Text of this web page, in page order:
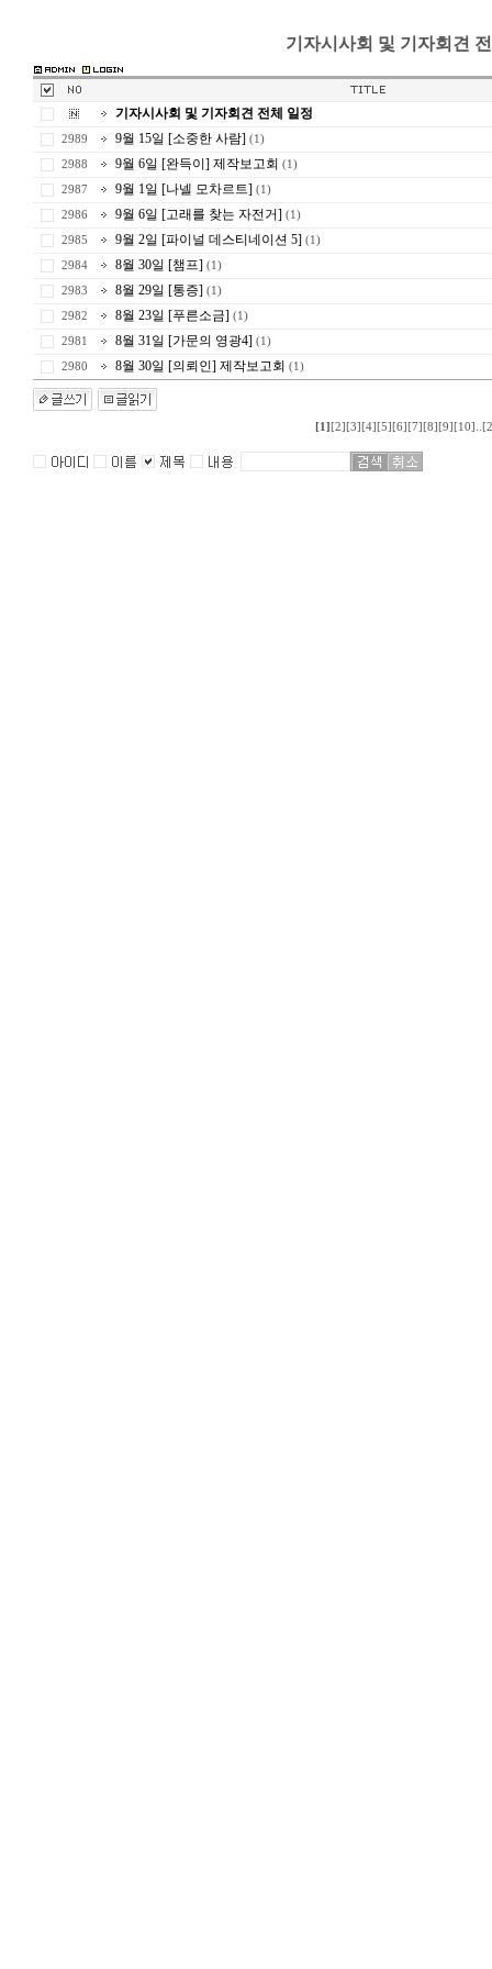
기자시사회 및 기자회견
기자시사회 및 기자회견 전체 일정
2989 9월 15일 [소중한 사람] (1)
2988 9월 6일 [완득이] 제작보고회 (1)
2987 9월 1일 [나넬 모차르트] (1)
2986 9월 6일 [고래를 찾는 자전거] (1)
2985 9월 2일 [파이널 데스티네이션 5] (1)
2984 8월 30일 [챔프] (1)
2983 8월 29일 [통증] (1)
2982 8월 23일 [푸른소금] (1)
2981 8월 31일 [가문의 영광4] (1)
2980 8월 30일 [의뢰인] 제작보고회 (1)
[1] [2] [3] [4] [5] [6] [7] [8] [9] [10] ..